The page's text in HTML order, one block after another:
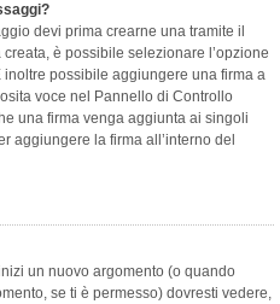
devi prima crearne una tramite il
è possibile selezionare l’opzione
possibile aggiungere una firma a
voce nel Pannello di Controllo
una firma venga aggiunta ai singoli
aggiungere la firma all’interno del
un nuovo argomento (o quando
se ti è permesso) dovresti vedere,